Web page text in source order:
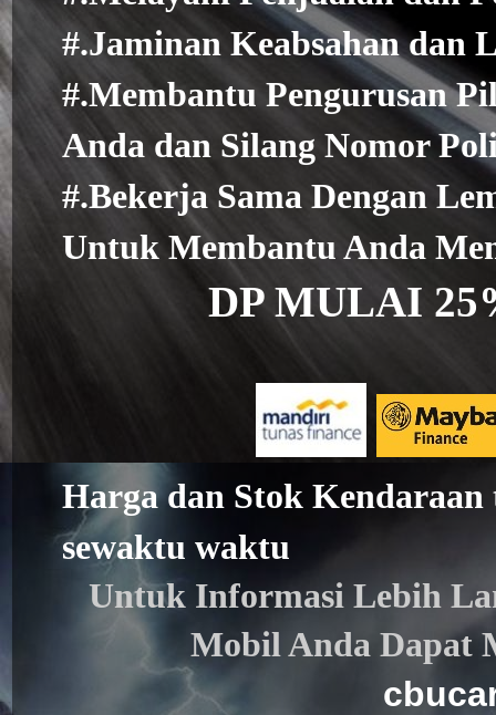
#.Jaminan Keabsahan dan
#.Membantu Pengurusan
Anda dan Silang Nomor
#.Bekerja Sama Dengan
Untuk Membantu Anda
DP MULAI
Harga dan Stok
sewaktu waktu
Untuk Informasi Lebih
Mobil Anda Dapat